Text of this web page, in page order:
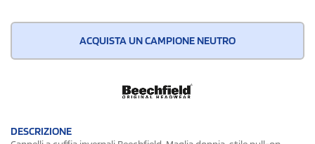
ACQUISTA UN CAMPIONE NEUTRO
DESCRIZIONE